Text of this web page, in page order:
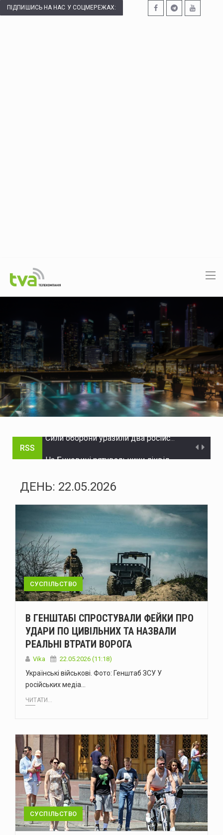
ПІДПИШИСЬ НА НАС У СОЦМЕРЕЖАХ:
RSS
рф атакувала Україну шістьма балістичними ракетами та 151 дроном: ППО знешкодила 135 цілей
У Чернівцях тимчасово обмежать рух на трьох вулицях
На Буковині поліцейські затримали чоловіка, який незаконно заволодів автомобілем
Нова Зеландія розширила санкції проти рф
Україна пройшла рекордну серпневу спеку без відключень – Шмигаль
ДЕНЬ: 22.05.2026
СУСПІЛЬСТВО
В ГЕНШТАБІ СПРОСТУВАЛИ ФЕЙКИ ПРО
УДАРИ ПО ЦИВІЛЬНИХ ТА НАЗВАЛИ
РЕАЛЬНІ ВТРАТИ ВОРОГА
Vika 22.05.2026 (11:18)
Українські військові. Фото: Генштаб ЗСУ У
російських медіа…
ЧИТАТИ...
СУСПІЛЬСТВО